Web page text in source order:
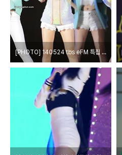
[PHOTO] 140524 tbs eFM 특집 공개방송 - 베스티 part.1 by Girls Grapher